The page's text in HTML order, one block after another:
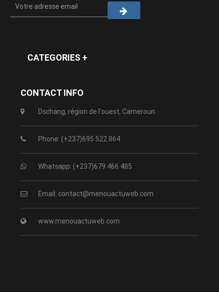
CATEGORIES +
CONTACT INFO
Dschang, région de l'ouest, Cameroun
Phone: (+237)695 522 864
Whatsapp: (+237)679 466 485
Email: contact@menouactuweb.com
www.menouactuweb.com